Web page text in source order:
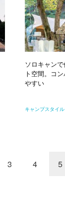
ソロキャン
ト空間。コ
やすい
キャンプスタイル
3 4 5